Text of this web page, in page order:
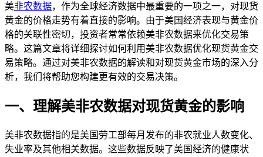
美非农数据，作为全球经济数据中最重要的一项之一，对现货
黄金的价格走势有着直接的影响。由于美国经济表现与黄金价
格的关联性密切，投资者常常依赖美非农数据来优化交易策
略。这篇文章将详细探讨如何利用美非农数据优化现货黄金交
易策略。通过对美非农数据的解读和对现货黄金市场的深入分
析，我们将帮助您构建更有效的交易决策。
一、理解美非农数据对现货黄金的影响
美非农数据指的是美国劳工部每月发布的非农就业人数变化、
失业率及其他相关数据。这些数据反映了美国经济的健康状